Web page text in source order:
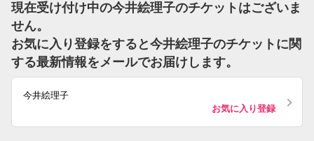
現在受け付け中の今井絵理子のチケットはございま
せん。
お気に入り登録をすると今井絵理子のチケットに関
する最新情報をメールでお届けします。
今井絵理子
お気に入り登録